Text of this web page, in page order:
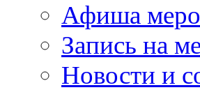
Афиша
Запись на
Новости и